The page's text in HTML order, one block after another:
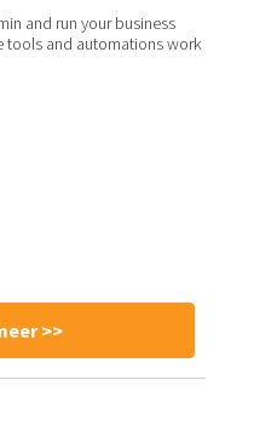
and run your business
tools and automations work
>>